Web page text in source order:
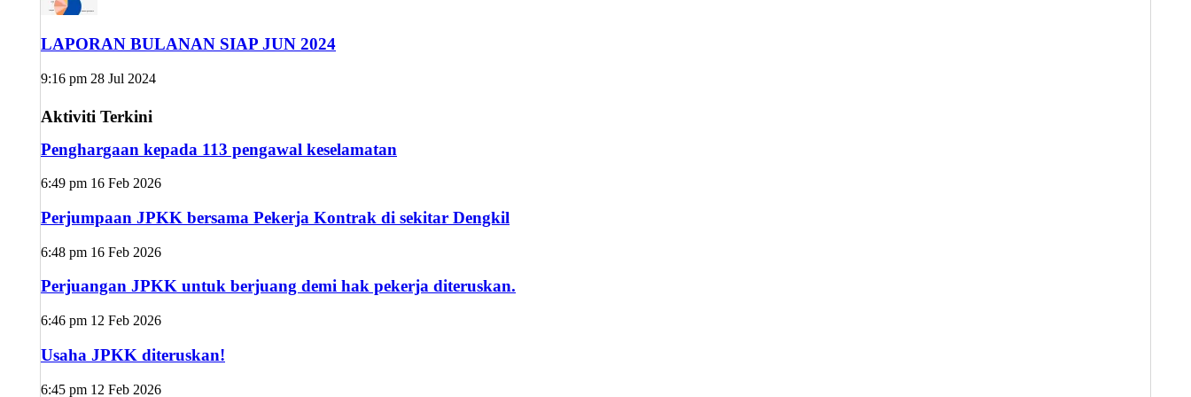
LAPORAN BULANAN SIAP JUN 2024
9:16 pm 28 Jul 2024
Aktiviti Terkini
Penghargaan kepada 113 pengawal keselamatan
6:49 pm 16 Feb 2026
Perjumpaan JPKK bersama Pekerja Kontrak di sekitar Dengkil
6:48 pm 16 Feb 2026
Perjuangan JPKK untuk berjuang demi hak pekerja diteruskan.
6:46 pm 12 Feb 2026
Usaha JPKK diteruskan!
6:45 pm 12 Feb 2026